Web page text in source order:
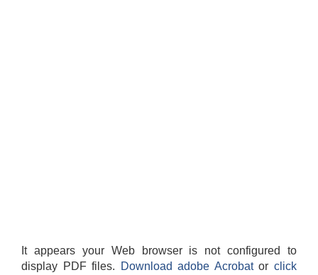
It appears your Web browser is not configured to
display PDF files.
Download adobe Acrobatorclick